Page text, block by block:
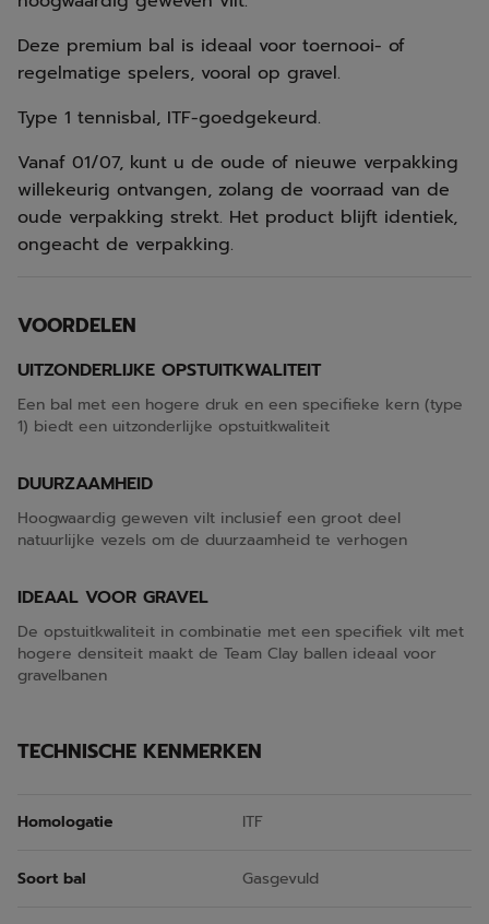
Deze premium bal is ideaal voor toernooi- of
regelmatige spelers, vooral op gravel.
Type 1 tennisbal, ITF-goedgekeurd.
Vanaf 01/07, kunt u de oude of nieuwe verpakking
willekeurig ontvangen, zolang de voorraad van de
oude verpakking strekt. Het product blijft identiek,
ongeacht de verpakking.
VOORDELEN
UITZONDERLIJKE OPSTUITKWALITEIT
Een bal met een hogere druk en een specifieke kern (type
1) biedt een uitzonderlijke opstuitkwaliteit
DUURZAAMHEID
Hoogwaardig geweven vilt inclusief een groot deel
natuurlijke vezels om de duurzaamheid te verhogen
IDEAAL VOOR GRAVEL
De opstuitkwaliteit in combinatie met een specifiek vilt met
hogere densiteit maakt de Team Clay ballen ideaal voor
gravelbanen
TECHNISCHE KENMERKEN
Homologatie ITF
Soort bal Gasgevuld